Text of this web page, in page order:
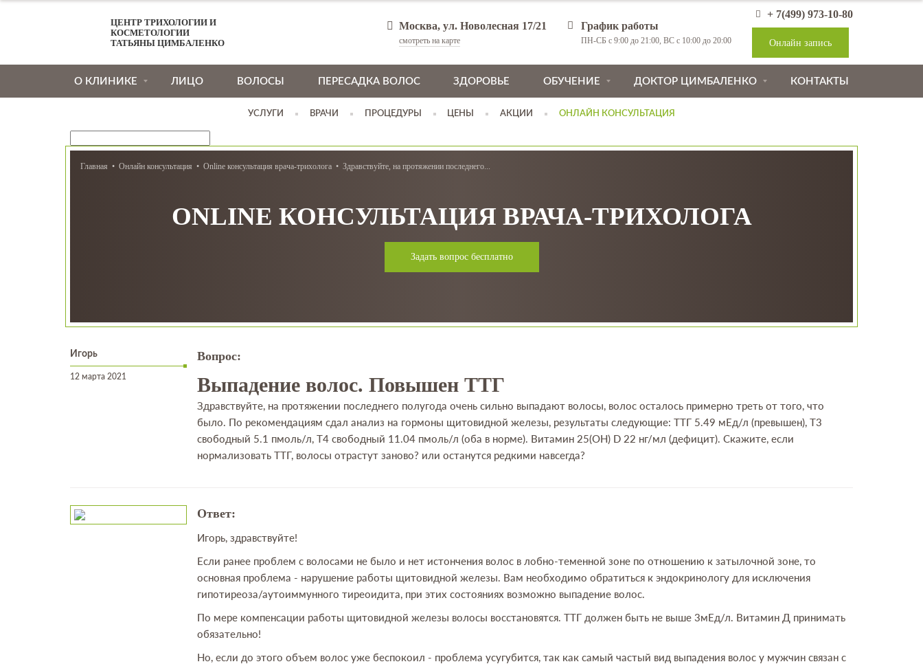
ЦЕНТР ТРИХОЛОГИИ И
КОСМЕТОЛОГИИ
ТАТЬЯНЫ ЦИМБАЛЕНКО
Москва, ул. Новолесная 17/21
смотреть на карте
График работы
ПН-СБ с 9:00 до 21:00, ВС с 10:00 до 20:00
+ 7(499) 973-10-80
Онлайн запись
О КЛИНИКЕ ЛИЦО ВОЛОСЫ ПЕРЕСАДКА ВОЛОС ЗДОРОВЬЕ ОБУЧЕНИЕ ДОКТОР ЦИМБАЛЕНКО КОНТАКТЫ
УСЛУГИ ВРАЧИ ПРОЦЕДУРЫ ЦЕНЫ АКЦИИ ОНЛАЙН КОНСУЛЬТАЦИЯ
Главная Онлайн консультация Online консультация врача-трихолога Здравствуйте, на протяжении последнего...
ONLINE КОНСУЛЬТАЦИЯ ВРАЧА-ТРИХОЛОГА
Задать вопрос бесплатно
Игорь
12 марта 2021
Вопрос:
Выпадение волос. Повышен ТТГ
Здравствуйте, на протяжении последнего полугода очень сильно выпадают волосы, волос осталось примерно треть от того, что
было. По рекомендациям сдал анализ на гормоны щитовидной железы, результаты следующие: ТТГ 5.49 мЕд/л (превышен), T3
свободный 5.1 пмоль/л, Т4 свободный 11.04 пмоль/л (оба в норме). Витамин 25(ОН) D 22 нг/мл (дефицит). Скажите, если
нормализовать ТТГ, волосы отрастут заново? или останутся редкими навсегда?
Ответ:
Игорь, здравствуйте!
Если ранее проблем с волосами не было и нет истончения волос в лобно-теменной зоне по отношению к затылочной зоне, то
основная проблема - нарушение работы щитовидной железы. Вам необходимо обратиться к эндокринологу для исключения
гипотиреоза/аутоиммунного тиреоидита, при этих состояниях возможно выпадение волос.
По мере компенсации работы щитовидной железы волосы восстановятся. ТТГ должен быть не выше 3мЕд/л. Витамин Д принимать
обязательно!
Но, если до этого объем волос уже беспокоил - проблема усугубится, так как самый частый вид выпадения волос у мужчин связан с